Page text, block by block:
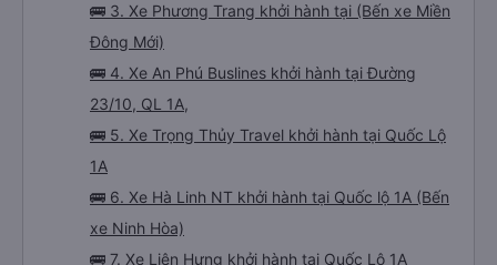
🚌 3. Xe Phương Trang khởi hành tại (Bến xe Miền
Đông Mới)
🚌 4. Xe An Phú Buslines khởi hành tại Đường
23/10, QL 1A,
🚌 5. Xe Trọng Thủy Travel khởi hành tại Quốc Lộ
1A
🚌 6. Xe Hà Linh NT khởi hành tại Quốc lộ 1A (Bến
xe Ninh Hòa)
🚌 7. Xe Liên Hưng khởi hành tại Quốc Lộ 1A